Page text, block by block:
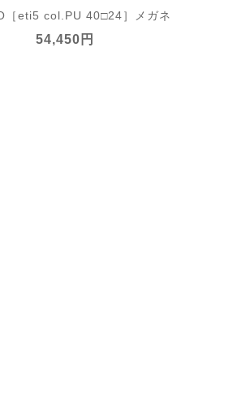
［eti5 col.PU 40□24］メガネ
54,450円